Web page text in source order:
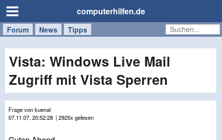
computerhilfen.de
Forum News Tipps
Handy
Tablet
Windows
Mac
Vista: Windows Live Mail
Zugriff mit Vista Sperren
Frage von kuenal
07.11.07, 20:52:28 | 2925x gelesen